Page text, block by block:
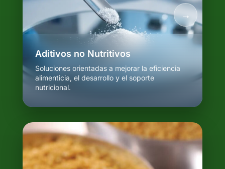
Aditivos no Nutritivos
Soluciones orientadas a mejorar la eficiencia
alimenticia, el desarrollo y el soporte
nutricional.